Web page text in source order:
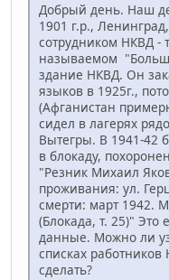
Добрый день. Наш
1901 г.р.,
сотрудником НКВД -
называемом
здание НКВД. Он
языков в 1925г.,
(Афганистан
сидел в лагерях
Вытегры. В 1941-42
в блокаду,
"Резник Михаил
проживания: ул.
смерти: март 1942.
(Блокада, т. 25)" Это
данные. Можно ли
списках
сделать?